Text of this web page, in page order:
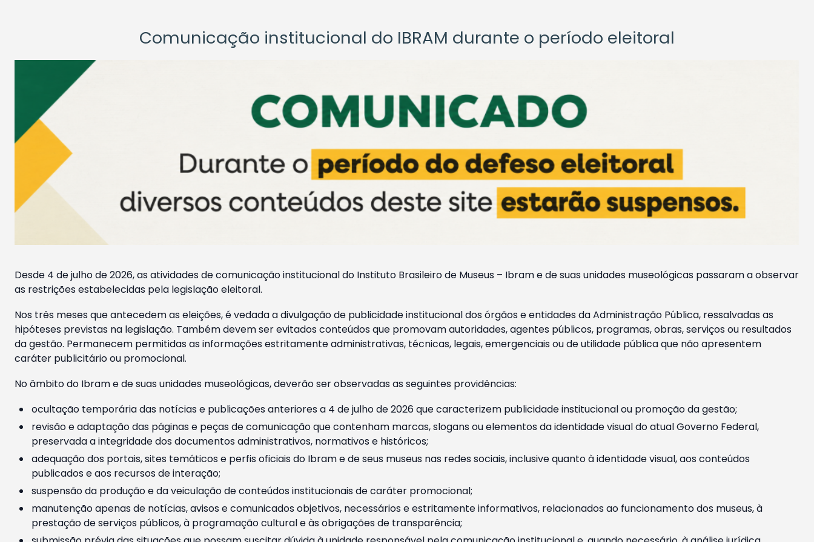
Comunicação institucional do IBRAM durante o período eleitoral
Desde 4 de julho de 2026, as atividades de comunicação institucional do Instituto Brasileiro de Museus – Ibram e de suas unidades museológicas passaram a observar
as restrições estabelecidas pela legislação eleitoral.
Nos três meses que antecedem as eleições, é vedada a divulgação de publicidade institucional dos órgãos e entidades da Administração Pública, ressalvadas as
hipóteses previstas na legislação. Também devem ser evitados conteúdos que promovam autoridades, agentes públicos, programas, obras, serviços ou resultados
da gestão. Permanecem permitidas as informações estritamente administrativas, técnicas, legais, emergenciais ou de utilidade pública que não apresentem
caráter publicitário ou promocional.
No âmbito do Ibram e de suas unidades museológicas, deverão ser observadas as seguintes providências:
ocultação temporária das notícias e publicações anteriores a 4 de julho de 2026 que caracterizem publicidade institucional ou promoção da gestão;
revisão e adaptação das páginas e peças de comunicação que contenham marcas, slogans ou elementos da identidade visual do atual Governo Federal,
preservada a integridade dos documentos administrativos, normativos e históricos;
adequação dos portais, sites temáticos e perfis oficiais do Ibram e de seus museus nas redes sociais, inclusive quanto à identidade visual, aos conteúdos
publicados e aos recursos de interação;
suspensão da produção e da veiculação de conteúdos institucionais de caráter promocional;
manutenção apenas de notícias, avisos e comunicados objetivos, necessários e estritamente informativos, relacionados ao funcionamento dos museus, à
prestação de serviços públicos, à programação cultural e às obrigações de transparência;